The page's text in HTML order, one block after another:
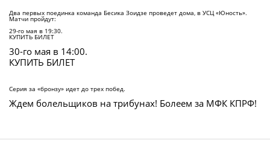
Два первых поединка команда Бесика Зоидзе проведет дома, в УСЦ «Юность».
Матчи пройдут:
29-го мая в 19:30.
КУПИТЬ БИЛЕТ
30-го мая в 14:00.
КУПИТЬ БИЛЕТ
Серия за «бронзу» идет до трех побед.
Ждем болельщиков на трибунах! Болеем за МФК КПРФ!